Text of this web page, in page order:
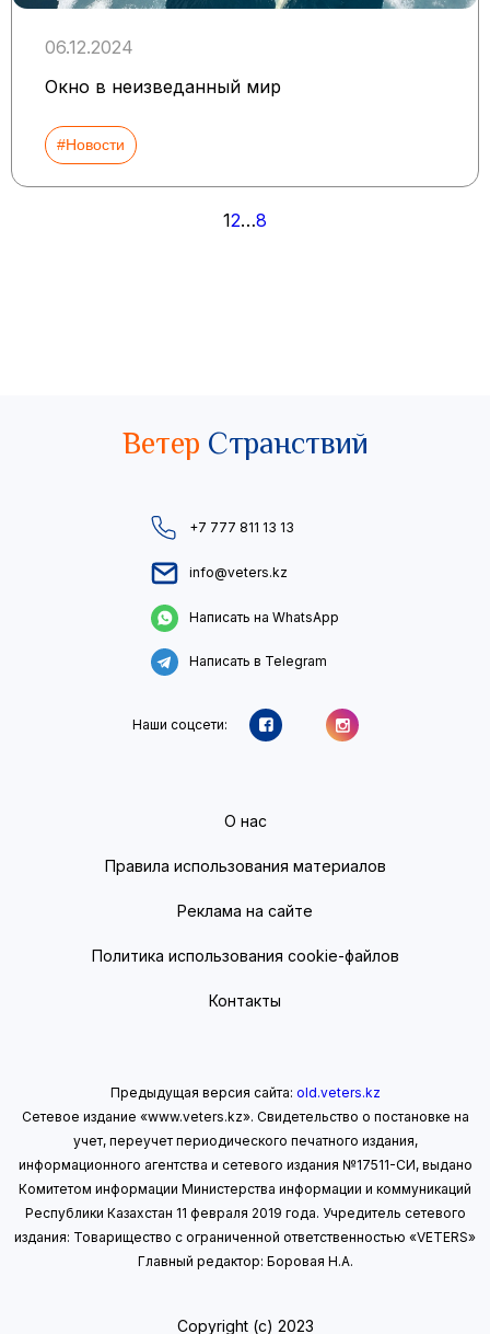
06.12.2024
Окно в неизведанный мир
#Новости
12…8
Ветер Странствий
+7 777 811 13 13
info@veters.kz
Написать на WhatsApp
Написать в Telegram
Наши соцсети:
О нас
Правила использования материалов
Реклама на сайте
Политика использования cookie-файлов
Контакты
Предыдущая версия сайта: old.veters.kz
Сетевое издание «www.veters.kz». Свидетельство о постановке на
учет, переучет периодического печатного издания,
информационного агентства и сетевого издания №17511-СИ, выдано
Комитетом информации Министерства информации и коммуникаций
Республики Казахстан 11 февраля 2019 года. Учредитель сетевого
издания: Товарищество с ограниченной ответственностью «VETERS»
Главный редактор: Боровая Н.А.
Copyright (с) 2023